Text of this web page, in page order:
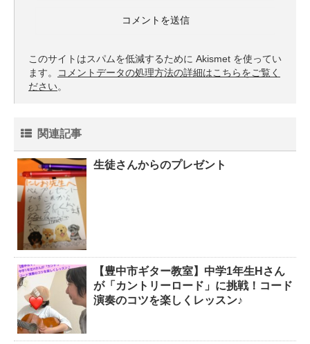
このサイトはスパムを低減するために Akismet を使ってい
ます。
コメントデータの処理方法の詳細はこちらをご覧く
ださい。
関連記事
生徒さんからのプレゼント
【豊中市ギター教室】中学1年生Hさん
が「カントリーロード」に挑戦！コード
演奏のコツを楽しくレッスン♪